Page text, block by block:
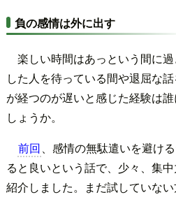
負の感情は外に出す
楽しい時間はあっという間に
した人を待っている間や退屈な
が経つのが遅いと感じた経験は
しょうか。
前回 、感情の無駄遣いを避け
ると良いという話で、少々、集
紹介しました。まだ試していな